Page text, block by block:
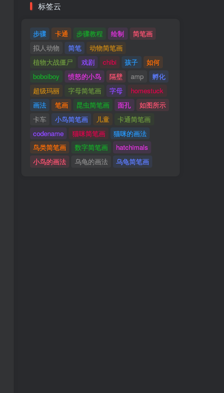
标签云
步骤 卡通 步骤教程 绘制
简笔画
拟人动物
简笔
动物简笔画
植物大战僵尸
戏剧 chibi 孩子
如何
boboiboy
愤怒的小鸟 隔壁 amp
孵化
超级玛丽
字母简笔画 字母
homestuck
画法
笔画 昆虫简笔画 面孔
如图所示
卡车
小鸟简笔画 儿童
卡通简笔画
codename
猫咪简笔画
猫咪的画法
鸟类简笔画
数字简笔画
hatchimals
小鸟的画法
乌龟的画法 乌龟简笔画